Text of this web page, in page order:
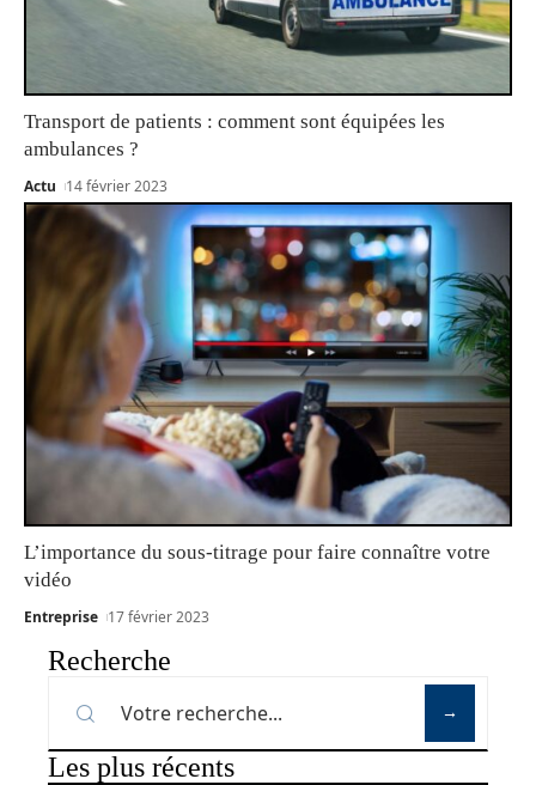
Transport de patients : comment sont équipées les
ambulances ?
Actu 14 février 2023
L’importance du sous-titrage pour faire connaître votre
vidéo
Entreprise 17 février 2023
Recherche
Les plus récents